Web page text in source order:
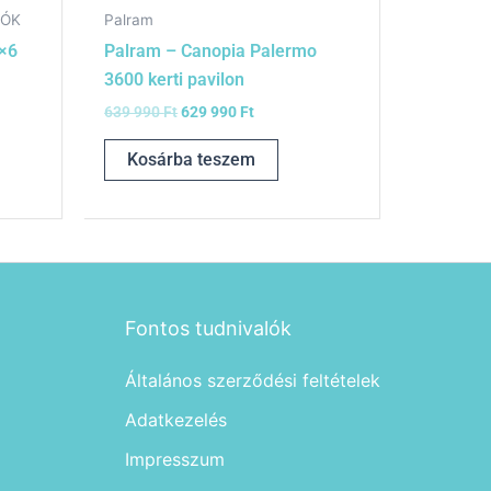
Palram
Palram – Canopia Palermo
3600 kerti pavilon
639 990Ft629 990 Ft
Kosárba teszem
Fontos tudnivalók
Általános szerződési feltételek
Adatkezelés
Impresszum